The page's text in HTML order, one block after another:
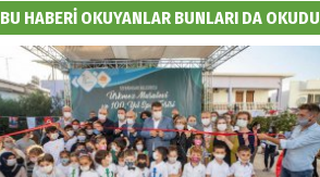
BU HABERİ OKUYANLAR BUNLARI DA OKUDU